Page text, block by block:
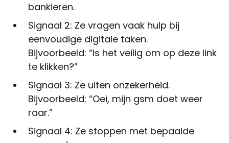
bankieren.
Signaal 2: Ze vragen vaak hulp bij
eenvoudige digitale taken.
Bijvoorbeeld: “Is het veilig om op deze link
te klikken?”
Signaal 3: Ze uiten onzekerheid.
Bijvoorbeeld: “Oei, mijn gsm doet weer
raar.”
Signaal 4: Ze stoppen met bepaalde